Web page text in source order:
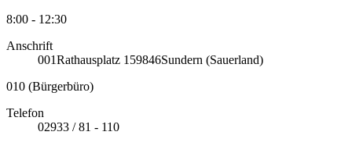
8:00 - 12:30
Anschrift
001Rathausplatz 1 59846Sundern (Sauerland)
010 (Bürgerbüro)
Telefon
02933 / 81 - 110